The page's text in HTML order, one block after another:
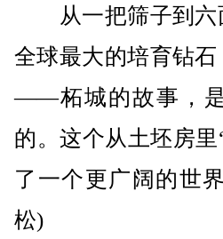
从一把筛子到六
全球最大的培育钻
——柘城的故事，是
的。这个从土坯房
了一个更广阔的世
松)